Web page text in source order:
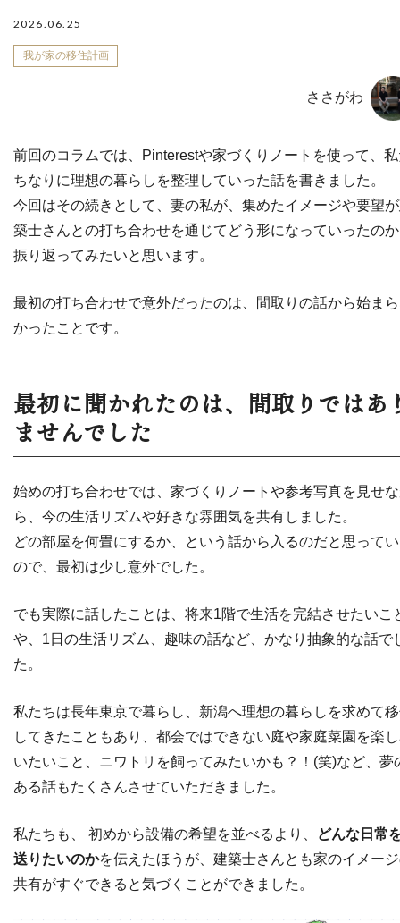
2026.06.25
我が家の移住計画
ささがわ
前回のコラムでは、Pinterestや家づくりノートを使って、
ちなりに理想の暮らしを整理していった話を書きました。
今回はその続きとして、妻の私が、集めたイメージや要望
築士さんとの打ち合わせを通じてどう形になっていったの
振り返ってみたいと思います。
最初の打ち合わせで意外だったのは、間取りの話から始ま
かったことです。
最初に聞かれたのは、間取りではあ
ませんでした
始めの打ち合わせでは、家づくりノートや参考写真を見せ
ら、今の生活リズムや好きな雰囲気を共有しました。
どの部屋を何畳にするか、という話から入るのだと思って
ので、最初は少し意外でした。
でも実際に話したことは、将来1階で生活を完結させたいこ
や、1日の生活リズム、趣味の話など、かなり抽象的な話で
た。
私たちは長年東京で暮らし、新潟へ理想の暮らしを求めて
してきたこともあり、都会ではできない庭や家庭菜園を楽
いたいこと、ニワトリを飼ってみたいかも？！(笑)など、夢
ある話もたくさんさせていただきました。
私たちも、 初めから設備の希望を並べるより、
どんな日常
送りたいのかを伝えたほうが、建築士さんとも家のイメー
共有がすぐできると気づくことができました。